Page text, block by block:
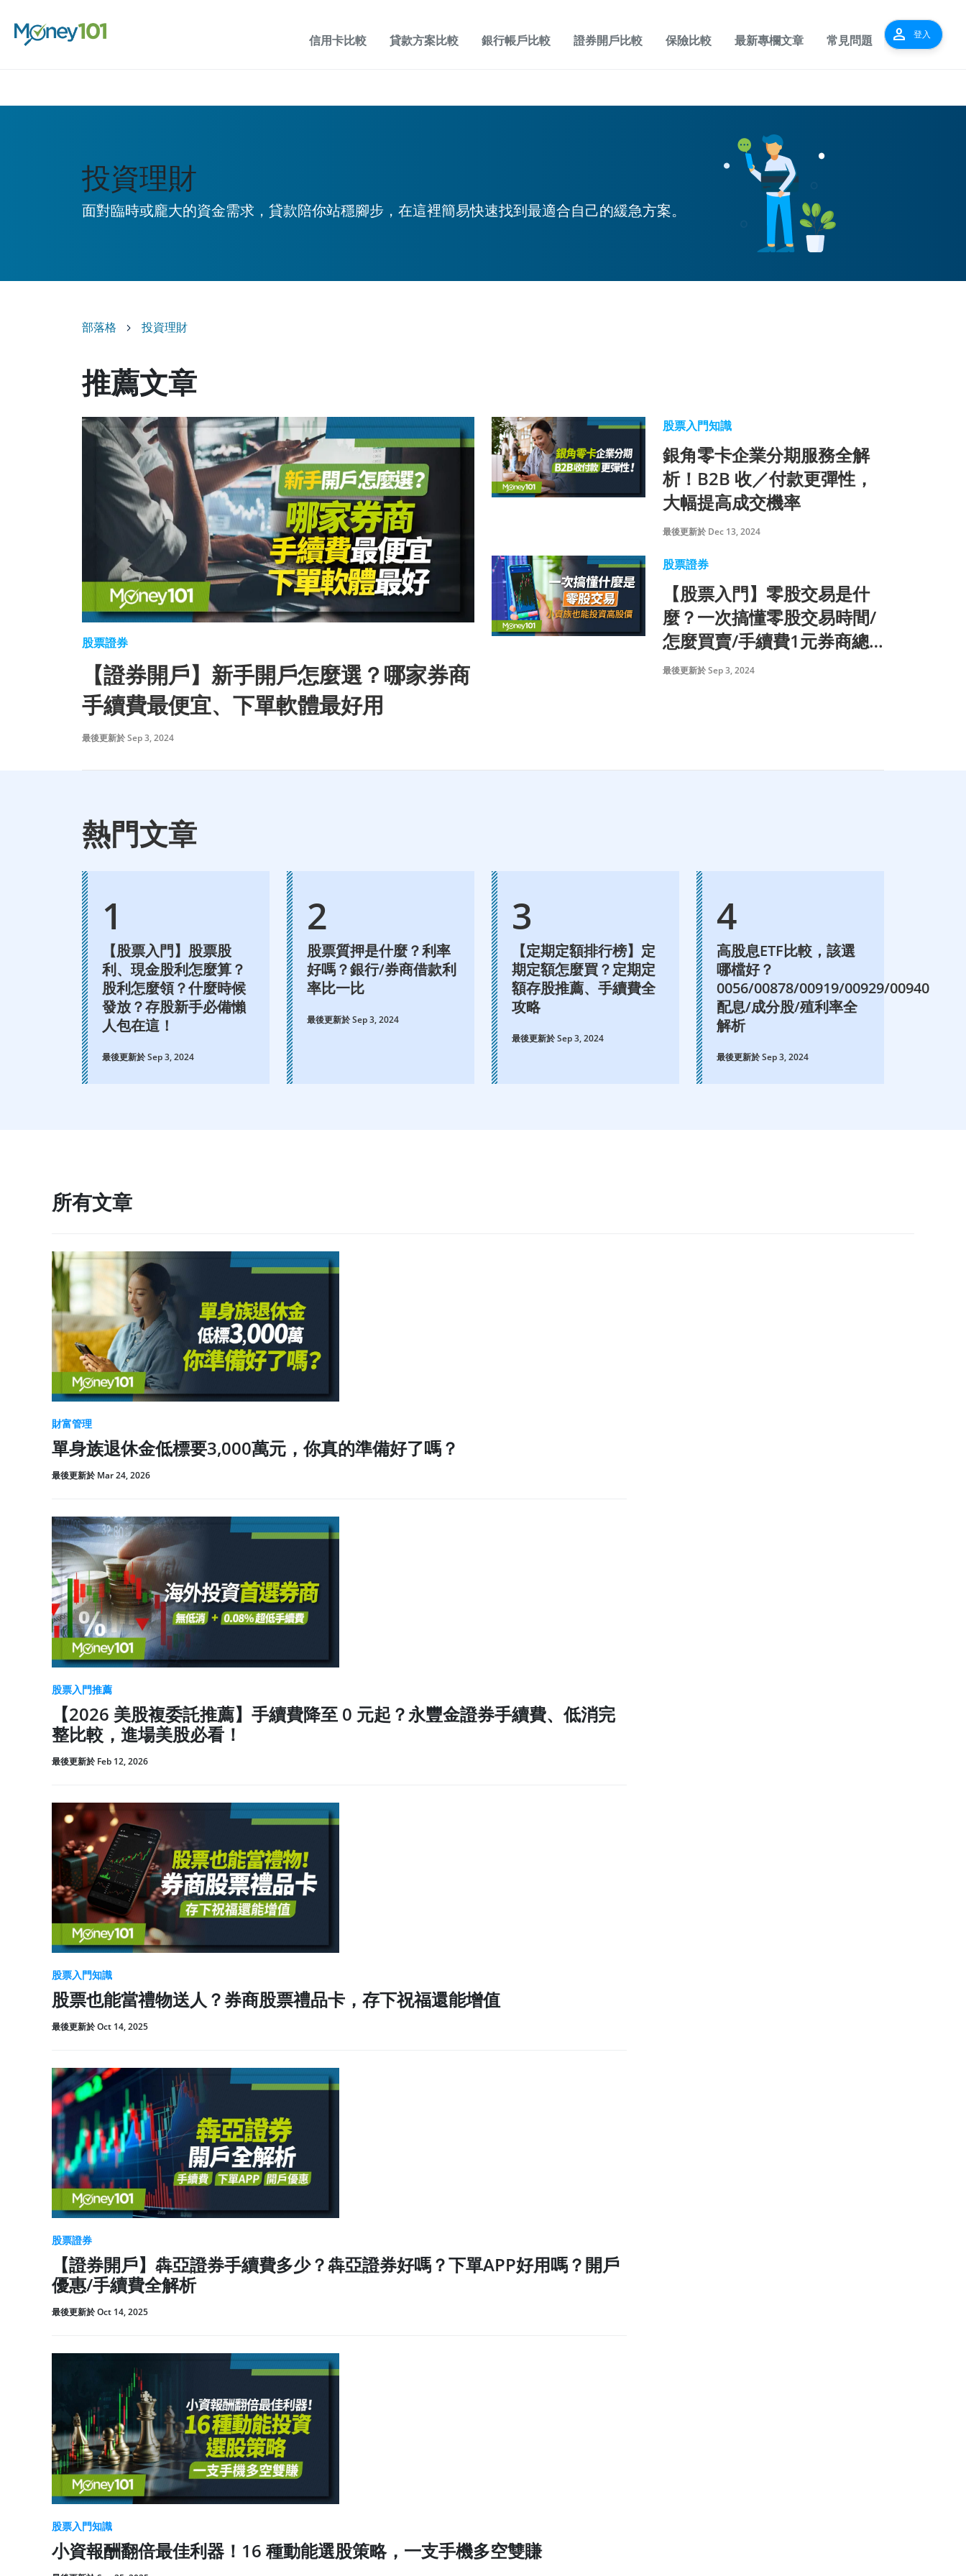
信用卡比較 貸款方案比較 銀行帳戶比較 證券開戶比較 保險比較 最新專欄文章 常見問題 person 登入
投資理財
面對臨時或龐大的資金需求，貸款陪你站穩腳步，在這裡簡易快速找到最適合自己的緩急方案。
部落格 投資理財
推薦文章
股票證券
【證券開戶】新手開戶怎麼選？哪家券商
手續費最便宜、下單軟體最好用
最後更新於 Sep 3, 2024
股票入門知識
銀角零卡企業分期服務全解
析！B2B 收／付款更彈性，
大幅提高成交機率
最後更新於 Dec 13, 2024
股票證券
【股票入門】零股交易是什
麼？一次搞懂零股交易時間/
怎麼買賣/手續費1元券商總
整理
最後更新於 Sep 3, 2024
熱門文章
【股票入門】股票股
利、現金股利怎麼算？
股利怎麼領？什麼時候
發放？存股新手必備懶
人包在這！
最後更新於 Sep 3, 2024
股票質押是什麼？利率
好嗎？銀行/券商借款利
率比一比
最後更新於 Sep 3, 2024
【定期定額排行榜】定
期定額怎麼買？定期定
額存股推薦、手續費全
攻略
最後更新於 Sep 3, 2024
高股息ETF比較，該選
哪檔好？
0056/00878/00919/00929/00940
配息/成分股/殖利率全
解析
最後更新於 Sep 3, 2024
所有文章
財富管理
單身族退休金低標要3,000萬元，你真的準備好了嗎？
最後更新於 Mar 24, 2026
股票入門推薦
【2026 美股複委託推薦】手續費降至 0 元起？永豐金證券手續費、低消完
整比較，進場美股必看！
最後更新於 Feb 12, 2026
股票入門知識
股票也能當禮物送人？券商股票禮品卡，存下祝福還能增值
最後更新於 Oct 14, 2025
股票證券
【證券開戶】犇亞證券手續費多少？犇亞證券好嗎？下單APP好用嗎？開戶
優惠/手續費全解析
最後更新於 Oct 14, 2025
股票入門知識
小資報酬翻倍最佳利器！16 種動能選股策略，一支手機多空雙賺